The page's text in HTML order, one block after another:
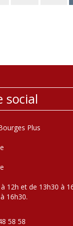
social
Plus
12h et de 13h30 à
16h30.
58 58